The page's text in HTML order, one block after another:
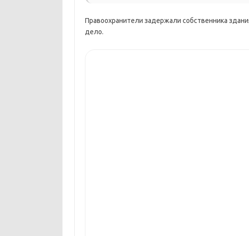
Правоохранители задержали собственника
дело.